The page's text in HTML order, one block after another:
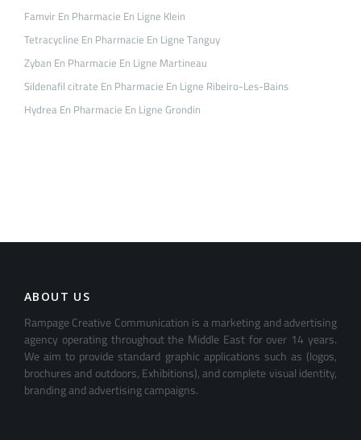
Famvir En Pharmacie En Ligne Klein
Tetracycline En Pharmacie En Ligne Tanguy
Zyban En Pharmacie En Ligne Martineau
Sildenafil citrate En Pharmacie En Ligne Ribeiro-Les-Bains
Hydrea En Pharmacie En Ligne Grondin
ABOUT US
Rampage Creative Communication is a marketing and advertising
agency operating throughout the Middle East for over 14 years.
We aim to provide standard graphic applications such as (logos,
brochures and outdoors, Exhibitions), and complete visual identity,
branding and advertising campaigns.